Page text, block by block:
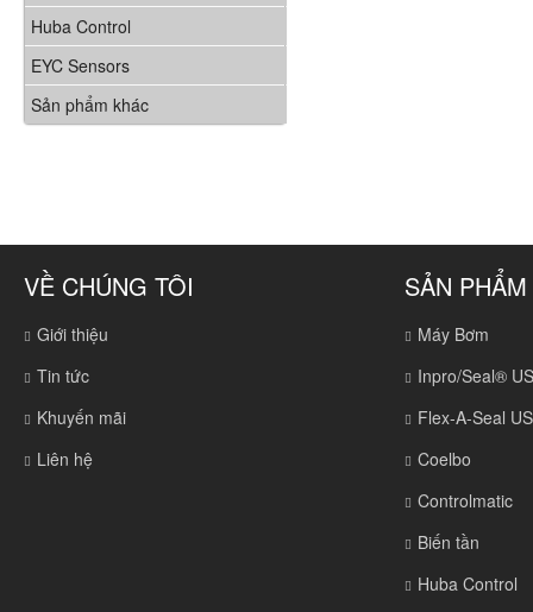
Huba Control
EYC Sensors
Sản phẩm khác
VỀ CHÚNG TÔI
Giới thiệu
Tin tức
Khuyến mãi
Liên hệ
SẢN PHẨM
Máy Bơm
Inpro/Seal®
Flex-A-Seal
Coelbo
Controlmatic
Biến tần
Huba Control